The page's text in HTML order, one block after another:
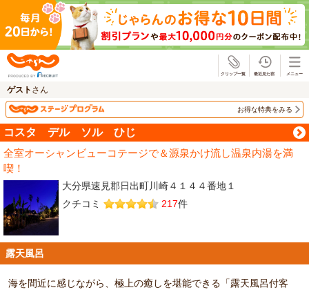
ゲスト さん
お得な特典をみる
コスタ デル ソル ひじ
全室オーシャンビューコテージで＆源泉かけ流し温泉内湯を満
喫！
大分県速見郡日出町川崎４１４４番地１
クチコミ
217件
露天風呂
海を間近に感じながら、極上の癒しを堪能できる「露天風呂付客